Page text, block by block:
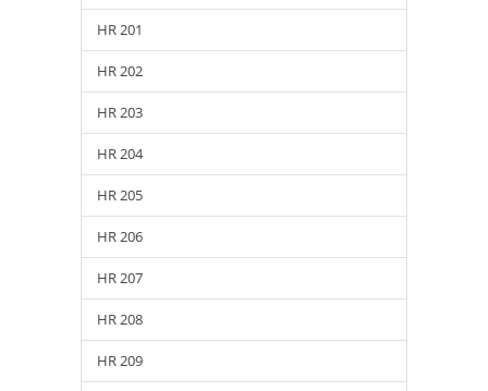
HR 201
HR 202
HR 203
HR 204
HR 205
HR 206
HR 207
HR 208
HR 209